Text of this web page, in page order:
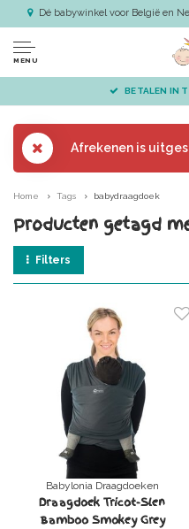
Dé babywinkel voor België en
MENU
BETALEN IN
Afrekenen is
Home Tags babydraagdoek
Producten getagd
Filters
Babylonia Draagdoeken
Draagdoek Tricot-Slen
Bamboo Smokey Grey